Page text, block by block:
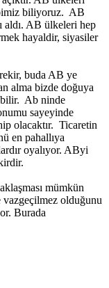
biliyoruz. AB
aldı. AB ülkeleri hep
hayaldir, siyasiler
buda AB ye
alma bizde doğuya
Ab ninde
sayeyinde
olacaktır. Ticaretin
en pahallıya
oyalıyor. AByi
mümkün
olduğunu
Burada